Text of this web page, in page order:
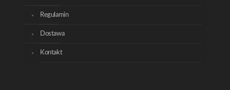
Regulamin
Dostawa
Kontakt